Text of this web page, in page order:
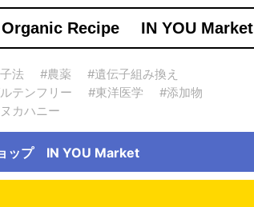
Organic Recipe IN YOU Market
法 #農薬
#遺伝子組み換え
テンフリー
#東洋医学
#添加物
カハニー
ップ IN YOU Market